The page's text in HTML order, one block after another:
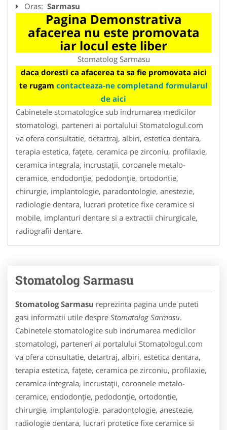
Oras: Sarmasu
Pagina Demonstrativa
afacerea nu este promovata
iar locul este liber
Stomatolog Sarmasu
daca doresti ca afacerea ta sa fie promovata aici
te rugam contacteaza-ne completand formularul
de aici
Cabinetele stomatologice sub indrumarea medicilor
stomatologi, parteneri ai portalului Stomatologul.com
va ofera consultatie, detartraj, albiri, estetica dentara,
terapia estetica, faţete, ceramica pe zirconiu, profilaxie,
ceramica integrala, incrustaţii, coroanele metalo-
ceramice, endodonţie, pedodonţie, ortodontie,
chirurgie, implantologie, paradontologie, anestezie,
radiologie dentara, lucrari protetice fixe ceramice si
mobile, implanturi dentare si a extractii chirurgicale,
radiografii dentare.
Stomatolog Sarmasu
Stomatolog Sarmasu reprezinta pagina unde puteti
gasi informatii utile despre Stomatolog Sarmasu.
Cabinetele stomatologice sub indrumarea medicilor
stomatologi, parteneri ai portalului Stomatologul.com
va ofera consultatie, detartraj, albiri, estetica dentara,
terapia estetica, faţete, ceramica pe zirconiu, profilaxie,
ceramica integrala, incrustaţii, coroanele metalo-
ceramice, endodonţie, pedodonţie, ortodontie,
chirurgie, implantologie, paradontologie, anestezie,
radiologie dentara, lucrari protetice fixe ceramice si